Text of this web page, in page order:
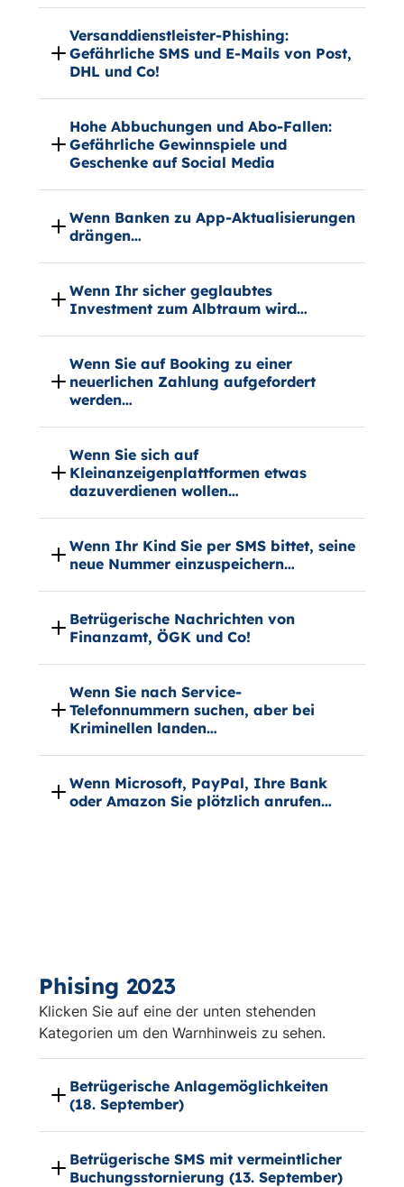
Versanddienstleister-Phishing:
Gefährliche SMS und E-Mails von Post,
DHL und Co!
Hohe Abbuchungen und Abo-Fallen:
Gefährliche Gewinnspiele und
Geschenke auf Social Media
Wenn Banken zu App-Aktualisierungen
drängen…
Wenn Ihr sicher geglaubtes
Investment zum Albtraum wird…
Wenn Sie auf Booking zu einer
neuerlichen Zahlung aufgefordert
werden…
Wenn Sie sich auf
Kleinanzeigenplattformen etwas
dazuverdienen wollen…
Wenn Ihr Kind Sie per SMS bittet, seine
neue Nummer einzuspeichern…
Betrügerische Nachrichten von
Finanzamt, ÖGK und Co!
Wenn Sie nach Service-
Telefonnummern suchen, aber bei
Kriminellen landen…
Wenn Microsoft, PayPal, Ihre Bank
oder Amazon Sie plötzlich anrufen…
Phising 2023
Klicken Sie auf eine der unten stehenden
Kategorien um den Warnhinweis zu sehen.
Betrügerische Anlagemöglichkeiten
(18. September)
Betrügerische SMS mit vermeintlicher
Buchungsstornierung (13. September)